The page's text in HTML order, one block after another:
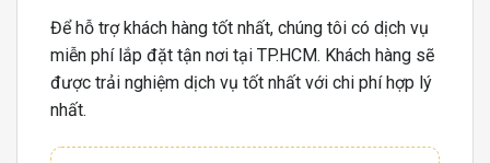
Để hỗ trợ khách hàng tốt nhất, chúng tôi có dịch vụ
miễn phí lắp đặt tận nơi tại TP.HCM. Khách hàng sẽ
được trải nghiệm dịch vụ tốt nhất với chi phí hợp lý
nhất.